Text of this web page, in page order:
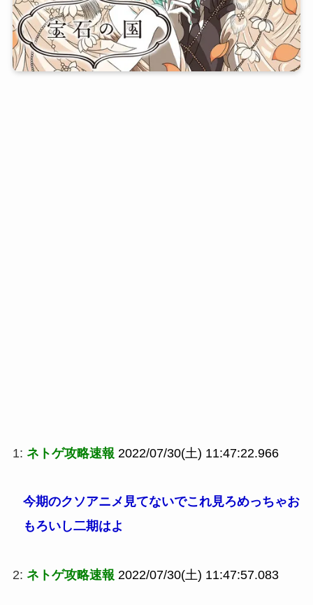
1: ネトゲ攻略速報 2022/07/30(土) 11:47:22.966
今期のクソアニメ見てないでこれ見ろめっちゃお
もろいし二期はよ
2: ネトゲ攻略速報 2022/07/30(土) 11:47:57.083